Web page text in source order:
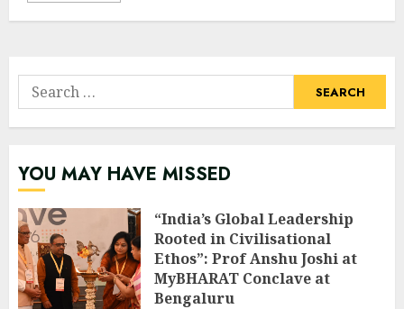
Search
for:
YOU MAY HAVE MISSED
“India’s Global Leadership
Rooted in Civilisational
Ethos”: Prof Anshu Joshi at
MyBHARAT Conclave at
Bengaluru